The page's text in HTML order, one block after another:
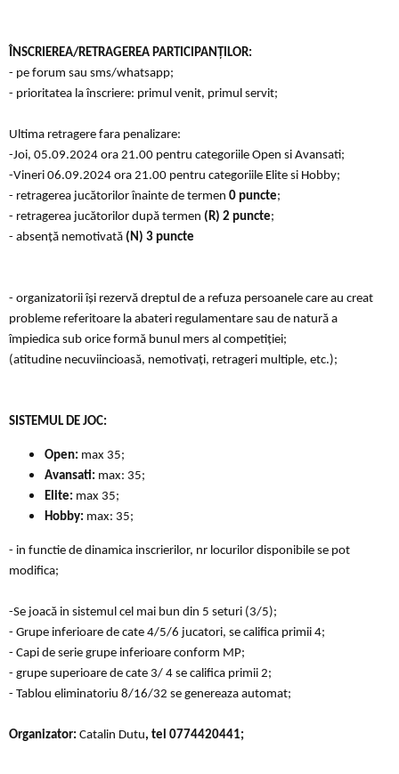
ÎNSCRIEREA/RETRAGEREA PARTICIPANŢILOR:
- pe forum sau sms/whatsapp;
- prioritatea la înscriere: primul venit, primul servit;
Ultima retragere fara penalizare:
-Joi, 05.09.2024 ora 21.00 pentru categoriile Open si Avansati;
-Vineri 06.09.2024 ora 21.00 pentru categoriile Elite si Hobby;
- retragerea jucătorilor înainte de termen 0 puncte;
- retragerea jucătorilor după termen (R) 2 puncte;
- absență nemotivată (N) 3 puncte
- organizatorii își rezervă dreptul de a refuza persoanele care au creat
probleme referitoare la abateri regulamentare sau de natură a
împiedica sub orice formă bunul mers al competiției;
(atitudine necuviincioasă, nemotivați, retrageri multiple, etc.);
SISTEMUL DE JOC:
Open: max 35;
Avansati: max: 35;
Elite: max 35;
Hobby: max: 35;
- in functie de dinamica inscrierilor, nr locurilor disponibile se pot
modifica;
-Se joacă in sistemul cel mai bun din 5 seturi (3/5);
- Grupe inferioare de cate 4/5/6 jucatori, se califica primii 4;
- Capi de serie grupe inferioare conform MP;
- grupe superioare de cate 3/ 4 se califica primii 2;
- Tablou eliminatoriu 8/16/32 se genereaza automat;
Organizator: Catalin Dutu, tel 0774420441;